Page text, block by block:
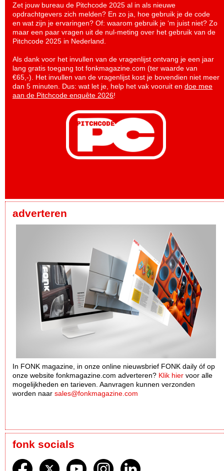
Zet jouw bureau de Pitchcode 2025 al in als nieuwe
opdrachtgevers zich melden? En zo ja, hoe gebruik je de code
en wat zijn je ervaringen? Of: waarom gebruik je ‘m juist niet? Zo
maar een paar vragen uit de nul-meting over het gebruik van de
Pitchcode 2025 in Nederland.
Als dank voor het invullen van de vragenlijst ontvang je een jaar
lang gratis toegang tot fonkmagazine.com (ter waarde van
€65,-). Het invullen van de vragenlijst kost je bovendien niet meer
dan 5 minuten. Dus: wat let je, help het vak vooruit en doe mee
aan de Pitchcode enquête 2026!
adverteren
In FONK magazine, in onze online nieuwsbrief FONK daily óf op
onze website fonkmagazine.com adverteren? Klik hier voor alle
mogelijkheden en tarieven. Aanvragen kunnen verzonden
worden naar sales@fonkmagazine.com
fonk socials